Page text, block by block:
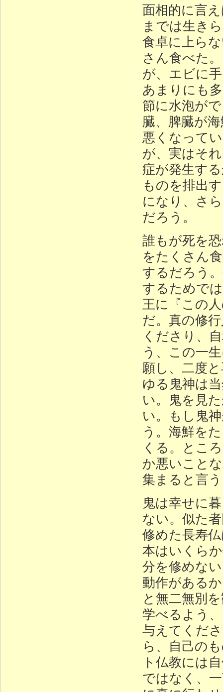
面相的に言
までは生き
食卓に上ら
さん食べた
が、エビに
あまりにも
節に水泡が
臓、脾臓が
悪くなって
が、実はそ
症が発生す
ものを排出
になり、さ
だろう。
誰もが死を
をたくさん
するだろう
するためで
王に『この
だ。真の修
くださり、
う、この一
願し、二度
ゆる鬼神は
い。鬼を見
い。もし鬼
う。海鮮を
くる。とこ
か悪いこと
集まると言
鬼は幸せに
ない。似た
修めた長寿
本はいくら
分を修めな
動作がある
と無二無別
学べるよう
与えてくだ
ら、自己の
ト仏教には
ではなく、